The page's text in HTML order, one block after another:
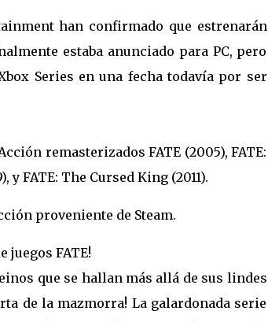
han confirmado que estrenarán
estaba anunciado para PC, pero
Series en una fecha todavía por ser
remasterizados FATE (2005), FATE:
FATE: The Cursed King (2011).
proveniente de Steam.
juegos FATE!
que se hallan más allá de sus lindes
de la mazmorra! La galardonada serie